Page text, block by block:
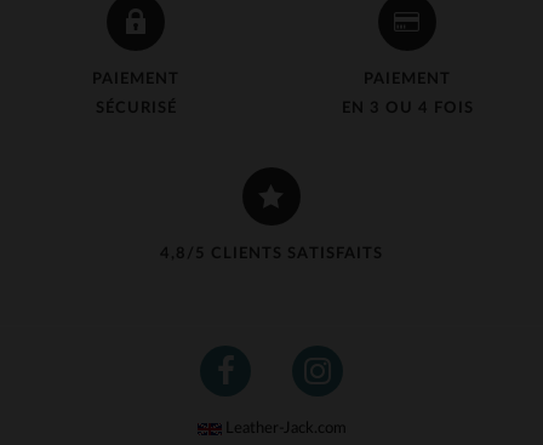
PAIEMENT
SÉCURISÉ
PAIEMENT
EN 3 OU 4 FOIS
4,8/5 CLIENTS SATISFAITS
Leather-Jack.com